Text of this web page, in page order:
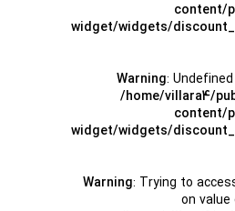
content/
widget/widgets/
Warning:
/home/villara4/
content/
widget/widgets/
Warning: Trying to
on